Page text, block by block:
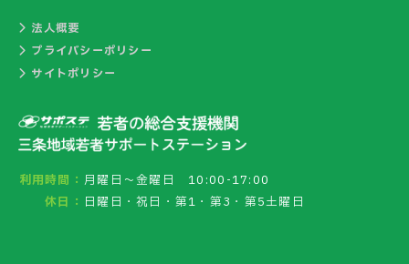
利用時間： 月曜日～金曜日 10:00-17:00
休日： 日曜日・祝日・第1・第3・第5土曜日
法人概要
プライバシーポリシー
サイトポリシー